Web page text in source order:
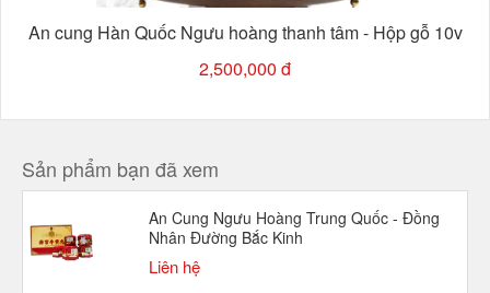
An cung Hàn Quốc Ngưu hoàng thanh tâm - Hộp gỗ 10v
2,500,000 đ
Sản phẩm bạn đã xem
An Cung Ngưu Hoàng Trung Quốc - Đồng
Nhân Đường Bắc Kinh
Liên hệ